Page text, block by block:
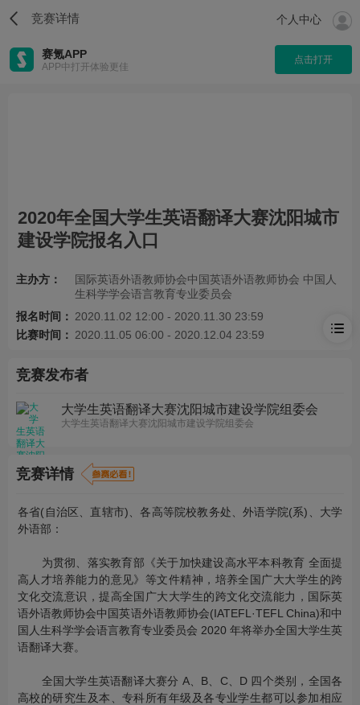
竞赛详情 个人中心
赛氪APP
APP中打开体验更佳
点击打开
2020年全国大学生英语翻译大赛沈阳城市
建设学院报名入口
主办方：
国际英语外语教师协会中国英语外语教师协会 中国人
生科学学会语言教育专业委员会
报名时间： 2020.11.02 12:00 - 2020.11.30 23:59
比赛时间： 2020.11.05 06:00 - 2020.12.04 23:59
竞赛发布者
大学生英语翻译大赛沈阳城市建设学院组委会
大学生英语翻译大赛沈阳城市建设学院组委会
竞赛详情
各省(自治区、直辖市)、各高等院校教务处、外语学院(系)、大学
外语部：
为贯彻、落实教育部《关于加快建设高水平本科教育 全面提
高人才培养能力的意见》等文件精神，培养全国广大大学生的跨
文化交流意识，提高全国广大大学生的跨文化交流能力，国际英
语外语教师协会中国英语外语教师协会(IATEFL·TEFL China)和中
国人生科学学会语言教育专业委员会 2020 年将举办全国大学生英
语翻译大赛。
全国大学生英语翻译大赛分 A、B、C、D 四个类别，全国各
高校的研究生及本、专科所有年级及各专业学生都可以参加相应